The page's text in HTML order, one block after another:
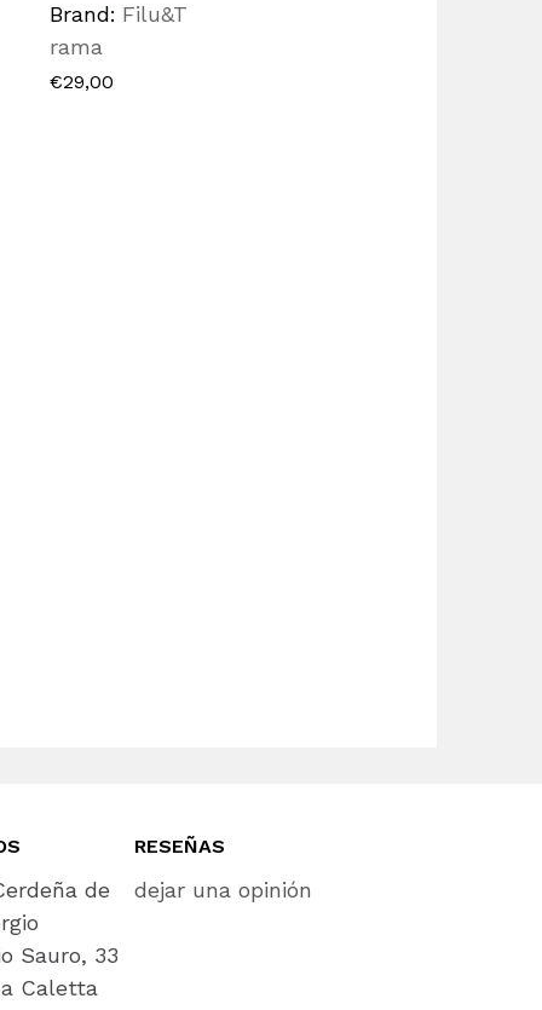
Brand: Filu&T
rama
€29,00
de
Sauro, 33
Caletta
RESEÑAS
dejar una opinión